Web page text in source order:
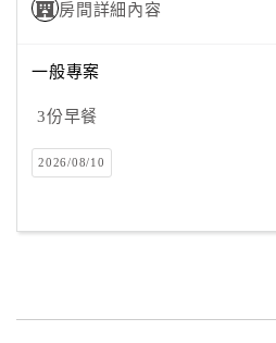
房間詳細內容
一般專案
3份早餐
2026/08/10